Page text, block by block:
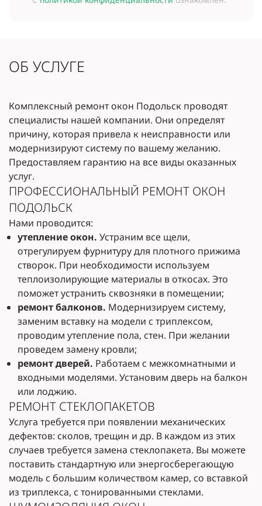
ОБ УСЛУГЕ
Комплексный ремонт окон Подольск проводят
специалисты нашей компании. Они определят
причину, которая привела к неисправности или
модернизируют систему по вашему желанию.
Предоставляем гарантию на все виды оказанных
услуг.
ПРОФЕССИОНАЛЬНЫЙ РЕМОНТ ОКОН
ПОДОЛЬСК
Нами проводится:
утепление окон. Устраним все щели,
отрегулируем фурнитуру для плотного прижима
створок. При необходимости используем
теплоизолирующие материалы в откосах. Это
поможет устранить сквозняки в помещении;
ремонт балконов. Модернизируем систему,
заменим вставку на модели с триплексом,
проводим утепление пола, стен. При желании
проведем замену кровли;
ремонт дверей. Работаем с межкомнатными и
входными моделями. Установим дверь на балкон
или лоджию.
РЕМОНТ СТЕКЛОПАКЕТОВ
Услуга требуется при появлении механических
дефектов: сколов, трещин и др. В каждом из этих
случаев требуется замена стеклопакета. Вы можете
поставить стандартную или энергосберегающую
модель с большим количеством камер, со вставкой
из триплекса, с тонированными стеклами.